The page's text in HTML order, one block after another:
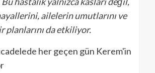
ailelerin umutlarını ve
planlarını da etkiliyor.